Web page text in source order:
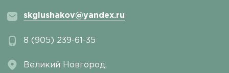
skglushakov@yandex.ru
8 (905) 239-61-35
Великий Новгород,